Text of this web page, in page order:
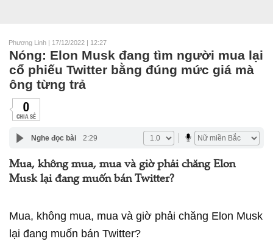
Phương Linh | 17/12/2022 | 12:27
Nóng: Elon Musk đang tìm người mua lại
cổ phiếu Twitter bằng đúng mức giá mà
ông từng trả
0
CHIA SẺ
Nghe đọc bài 2:29
Mua, không mua, mua và giờ phải chăng Elon
Musk lại đang muốn bán Twitter?
Mua, không mua, mua và giờ phải chăng Elon Musk
lại đang muốn bán Twitter?